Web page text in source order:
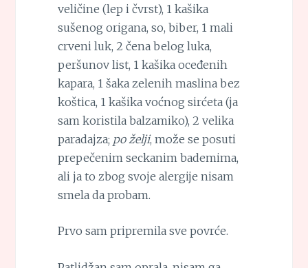
veličine (lep i čvrst), 1 kašika
sušenog origana, so, biber, 1 mali
crveni luk, 2 čena belog luka,
peršunov list, 1 kašika oceđenih
kapara, 1 šaka zelenih maslina bez
koštica, 1 kašika voćnog sirćeta (ja
sam koristila balzamiko), 2 velika
paradajza; po želji, može se posuti
prepečenim seckanim bademima,
ali ja to zbog svoje alergije nisam
smela da probam.
Prvo sam pripremila sve povrće.